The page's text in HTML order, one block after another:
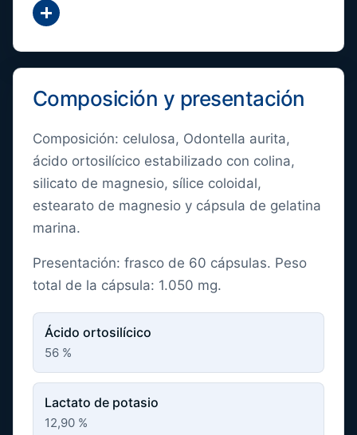
Mostrar más
Composición y presentación
Composición: celulosa, Odontella aurita,
ácido ortosilícico estabilizado con colina,
silicato de magnesio, sílice coloidal,
estearato de magnesio y cápsula de gelatina
marina.
Presentación: frasco de 60 cápsulas. Peso
total de la cápsula: 1.050 mg.
Ácido ortosilícico
56 %
Lactato de potasio
12,90 %